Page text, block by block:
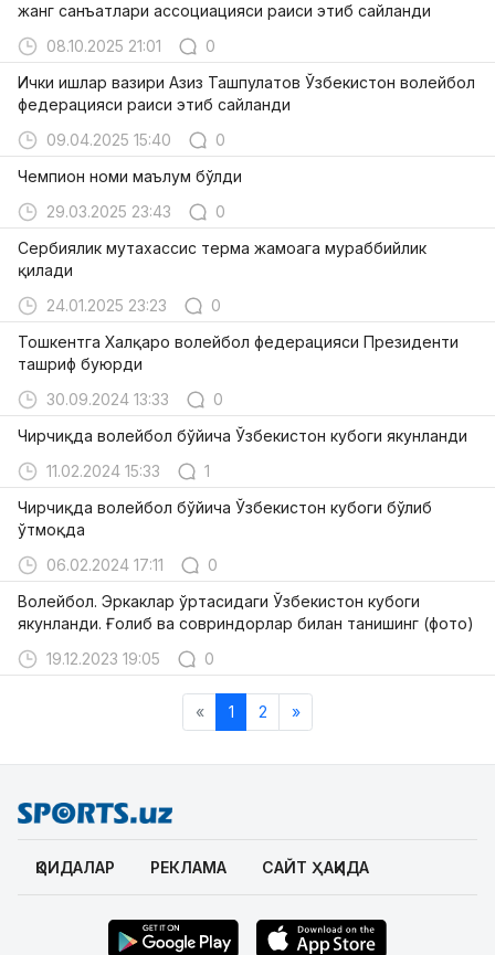
жанг санъатлари ассоциацияси раиси этиб сайланди
08.10.2025 21:01
0
Ички ишлар вазири Азиз Ташпулатов Ўзбекистон волейбол
федерацияси раиси этиб сайланди
09.04.2025 15:40
0
Чемпион номи маълум бўлди
29.03.2025 23:43
0
Сербиялик мутахассис терма жамоага мураббийлик
қилади
24.01.2025 23:23
0
Тошкентга Халқаро волейбол федерацияси Президенти
ташриф буюрди
30.09.2024 13:33
0
Чирчиқда волейбол бўйича Ўзбекистон кубоги якунланди
11.02.2024 15:33
1
Чирчиқда волейбол бўйича Ўзбекистон кубоги бўлиб
ўтмоқда
06.02.2024 17:11
0
Волейбол. Эркаклар ўртасидаги Ўзбекистон кубоги
якунланди. Ғолиб ва совриндорлар билан танишинг (фото)
19.12.2023 19:05
0
« 1 2 »
ҚОИДАЛАР РЕКЛАМА САЙТ ҲАҚИДА